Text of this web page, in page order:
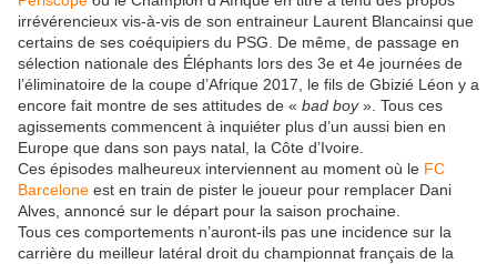
irrévérencieux vis-à-vis de son entraineur Laurent Blancainsi que
certains de ses coéquipiers du PSG. De même, de passage en
sélection nationale des Éléphants lors des 3e et 4e journées de
l’éliminatoire de la coupe d’Afrique 2017, le fils de Gbizié Léon y a
encore fait montre de ses attitudes de « bad boy». Tous ces
agissements commencent à inquiéter plus d’un aussi bien en
Europe que dans son pays natal, la Côte d’Ivoire.
Ces épisodes malheureux interviennent au moment où le FC
Barcelone est en train de pister le joueur pour remplacer Dani
Alves, annoncé sur le départ pour la saison prochaine.
Tous ces comportements n’auront-ils pas une incidence sur la
carrière du meilleur latéral droit du championnat français de la